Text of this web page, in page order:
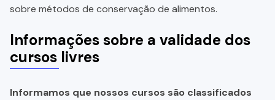
sobre métodos de conservação de alimentos.
Informações sobre a validade dos
cursos livres
Informamos que nossos cursos são classificados